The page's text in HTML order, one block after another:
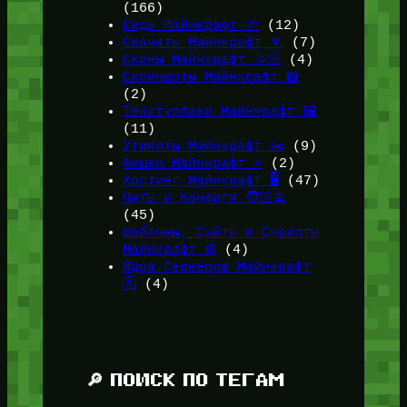
(166)
Сиды Майнкрафт 🌱
(12)
Скачать Майнкрафт 🔽
(7)
Скины Майнкрафт 🤹🏻
(4)
Скриншоты Майнкрафт 📸
(2)
Текстурпаки Майнкрафт 🖼️
(11)
Утилиты Майнкрафт ✂️ (9)
Фишки Майнкрафт ⭐(2)
Хостинг Майнкрафт 🖥️ (47)
Читы и Конфиги 🧑🏻‍💻
(45)
Шаблоны, Сайты и Скрипты
Майнкрафт ⚙️ (4)
Ядра Серверов Майнкрафт
🚰(4)
🔎 ПОИСК ПО ТЕГАМ